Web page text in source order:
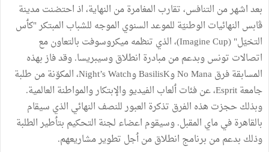
بعد اشهر من التنافس، تقارب المغامرة من النهاية، اذ احتضنت مدينة
ڨابس النهائيات الوطنيّة للموعد السنوي الموجه للشباب المبتكر "كٲس
التخيّل" (Imagine Cup)، الذي تنظمه ميكروسوفت بالتعاون مع
اتصالات تونس وبدعم من مبادرة انطلاق وسيبريسا. وقد فاز بهذه
المسابقة فرق No Mana وBasilisK وNight’s Watch، المكوّنة من طلبة
جامعة Esprit، عن فئات ٲلعاب الفيديو والإبتكار والمواطنة العالمية.
وبذلك حجزت هذه الفرق تذكرة العبور للنصف النهائي الذي سيقام
بالقاهرة في ماي المقبل. وسيقوم اعضاء لجنة التحكيم بتٲطير الطلبة
وذلك بدعم من برنامج انطلاق من ٲجل تطوير مشاريعهم.